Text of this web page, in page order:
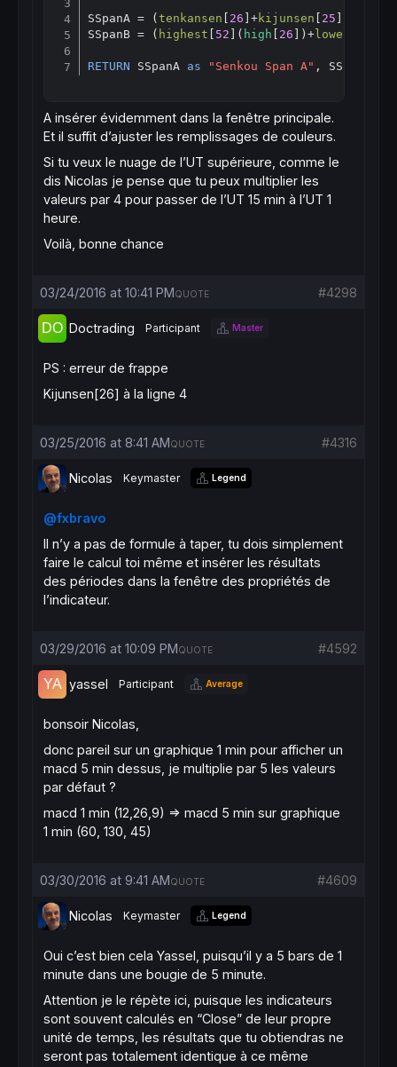
SSpanA = (tenkansen 26 ]+kijunsen 25
SSpanB = ( highest 52 ]( high 26 ])+ lowest
RETURN SSpanA as "Senkou Span A" , SSpanB
A insérer évidemment dans la fenêtre principale.
Et il suffit d’ajuster les remplissages de couleurs.
Si tu veux le nuage de l’UT supérieure, comme le
dis Nicolas je pense que tu peux multiplier les
valeurs par 4 pour passer de l’UT 15 min à l’UT 1
heure.
Voilà, bonne chance
03/24/2016 at 10:41 PM #4298
QUOTE
Doctrading Participant Master
PS : erreur de frappe
Kijunsen[26] à la ligne 4
03/25/2016 at 8:41 AM #4316
QUOTE
Nicolas Keymaster Legend
@fxbravo
Il n’y a pas de formule à taper, tu dois simplement
faire le calcul toi même et insérer les résultats
des périodes dans la fenêtre des propriétés de
l’indicateur.
03/29/2016 at 10:09 PM #4592
QUOTE
yassel Participant Average
bonsoir Nicolas,
donc pareil sur un graphique 1 min pour afficher un
macd 5 min dessus, je multiplie par 5 les valeurs
par défaut ?
macd 1 min (12,26,9) => macd 5 min sur graphique
1 min (60, 130, 45)
03/30/2016 at 9:41 AM #4609
QUOTE
Nicolas Keymaster Legend
Oui c’est bien cela Yassel, puisqu’il y a 5 bars de 1
minute dans une bougie de 5 minute.
Attention je le répète ici, puisque les indicateurs
sont souvent calculés en “Close” de leur propre
unité de temps, les résultats que tu obtiendras ne
seront pas totalement identique à ce même